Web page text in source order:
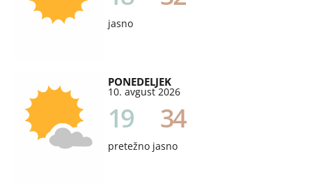
jasno
PONEDELJEK
10. avgust 2026
19 34
pretežno jasno